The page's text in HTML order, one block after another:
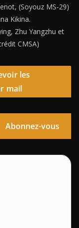
(Soyouz MS-29)
Kikina.
Zhu Yangzhu et
CMSA)
les
mail
Abonnez-vous